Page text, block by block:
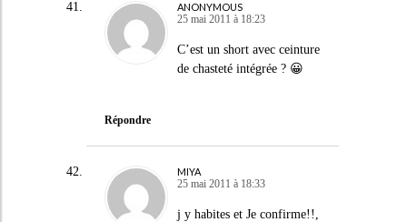
ANONYMOUS
25 mai 2011 à 18:23
C’est un short avec ceinture
de chasteté intégrée ? 😀
Répondre
MIYA
25 mai 2011 à 18:33
j y habites et Je confirme!!,